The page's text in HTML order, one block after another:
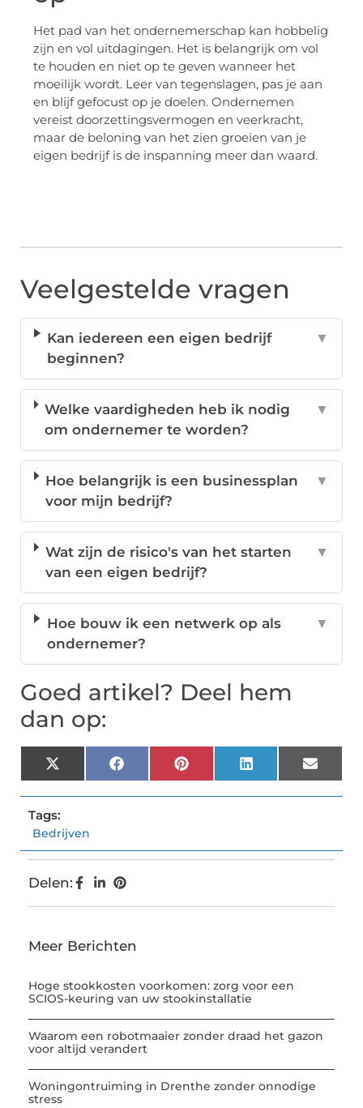
Het pad van het ondernemerschap kan hobbelig
zijn en vol uitdagingen. Het is belangrijk om vol
te houden en niet op te geven wanneer het
moeilijk wordt. Leer van tegenslagen, pas je aan
en blijf gefocust op je doelen. Ondernemen
vereist doorzettingsvermogen en veerkracht,
maar de beloning van het zien groeien van je
eigen bedrijf is de inspanning meer dan waard.
Veelgestelde vragen
Kan iedereen een eigen bedrijf
beginnen?
▼
Welke vaardigheden heb ik nodig
om ondernemer te worden?
▼
Hoe belangrijk is een businessplan
voor mijn bedrijf?
▼
Wat zijn de risico's van het starten
van een eigen bedrijf?
▼
Hoe bouw ik een netwerk op als
ondernemer?
▼
Goed artikel? Deel hem
dan op:
X
(Twitter)
FacebookPinterestLinkedInEmail
Tags:
Bedrijven
Delen:
Meer Berichten
Hoge stookkosten voorkomen: zorg voor een
SCIOS-keuring van uw stookinstallatie
Waarom een robotmaaier zonder draad het gazon
voor altijd verandert
Woningontruiming in Drenthe zonder onnodige
stress